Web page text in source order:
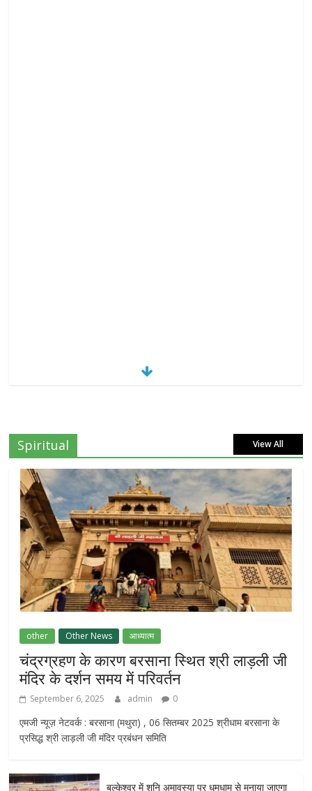
Spiritual View All
other Other News आध्यात्म
चंद्रग्रहण के कारण बरसाना स्थित श्री लाड़ली जी
मंदिर के दर्शन समय में परिवर्तन
September 6, 2025 admin 0
एमजी न्यूज़ नेटवर्क : बरसाना (मथुरा) , 06 सितम्बर 2025 श्रीधाम बरसाना के
प्रसिद्ध श्री लाड़ली जी मंदिर प्रबंधन समिति
बल्केश्वर में शनि अमावस्या पर धूमधाम से मनाया जाएगा